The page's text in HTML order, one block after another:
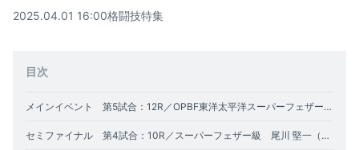
2025.04.01 16:00格闘技特集
目次
メインイベント 第5試合：12R／OPBF東洋太平洋スーパーフェザー級タイトルマッチ 波田 大和（帝拳）vs 渡邉 卓也（DANGAN）
セミファイナル 第4試合：10R／スーパーフェザー級 尾川 堅一（帝拳）vs メルチョル ロダ（比）